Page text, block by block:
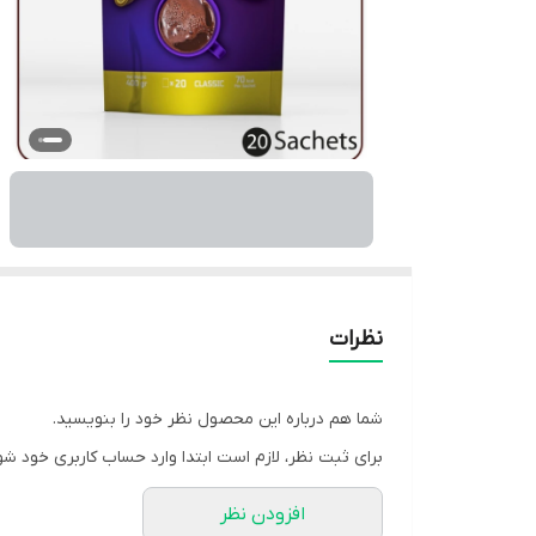
نظرات
شما هم درباره این محصول نظر خود را بنویسید.
برای ثبت نظر، لازم است ابتدا وارد حساب کاربری خود
افزودن نظر